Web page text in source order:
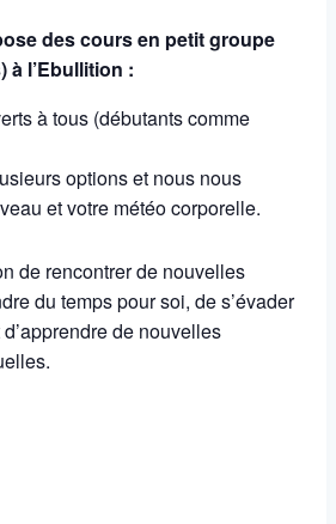
des cours en petit groupe
à l’Ebullition :
à tous (débutants comme
options et nous nous
et votre météo corporelle.
de rencontrer de nouvelles
du temps pour soi, de s’évader
de nouvelles